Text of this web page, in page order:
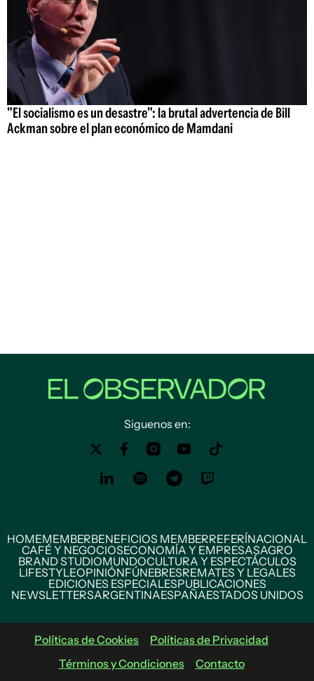
"El socialismo es un desastre": la brutal advertencia de Bill
Ackman sobre el plan económico de Mamdani
Siguenos en:
HOMEMEMBERBENEFICIOS MEMBERREFERÍNACIONAL
CAFÉ Y NEGOCIOSECONOMÍA Y EMPRESASAGRO
BRAND STUDIOMUNDOCULTURA Y ESPECTÁCULOS
LIFESTYLEOPINIÓNFÚNEBRESREMATES Y LEGALES
EDICIONES ESPECIALESPUBLICACIONES
NEWSLETTERSARGENTINAESPAÑAESTADOS UNIDOS
Políticas de Cookies
Políticas de Privacidad
Términos y Condiciones
Contacto